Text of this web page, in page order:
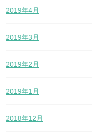
2019年4月
2019年3月
2019年2月
2019年1月
2018年12月